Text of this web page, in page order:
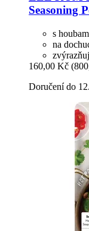
Seasoning
s
na
160,00 Kč
Doručení do